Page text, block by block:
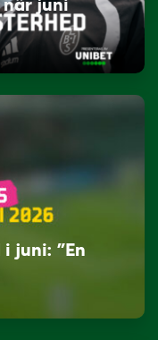
när juni
juni: ”En